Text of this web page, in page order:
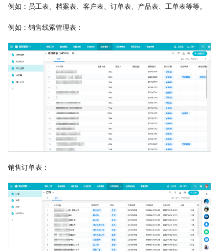
例如：员工表、档案表、客户表、订单表、产品表、工单表等等。
例如：销售线索管理表：
销售订单表：